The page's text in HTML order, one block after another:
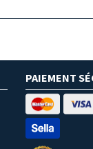
PAIEMENT